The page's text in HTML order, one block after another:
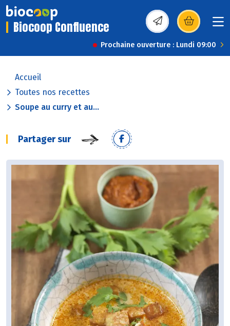
Biocoop Confluence (s’ouvre dans une
Prochaine ouverture : Lundi 09:00
Accueil
Toutes nos recettes
Soupe au curry et au...
Partager sur